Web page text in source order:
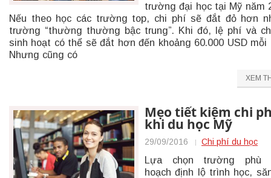
trường đại học tại Mỹ năm
Nếu theo học các trường top, chi phí sẽ đắt đỏ hơn
trường “thường thường bậc trung”. Khi đó, lệ phí và
sinh hoạt có thể sẽ đắt hơn đến khoảng 60.000 USD mỗi
Nhưng cũng có
XEM
Mẹo tiết kiệm chi
khi du học Mỹ
29/09/2016 Chi phí du học
Lựa chọn trường phù
hoạch định lộ trình học,